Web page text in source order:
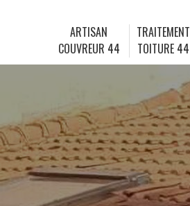
ARTISAN
COUVREUR 44
TRAITEMENT
TOITURE 44